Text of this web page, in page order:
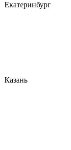
Екатеринбург
Казань